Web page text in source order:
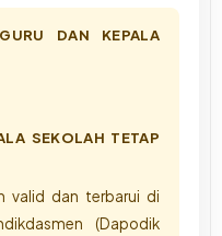
DAN KEPALA
SEKOLAH TETAP
valid dan terbarui di
(Dapodik